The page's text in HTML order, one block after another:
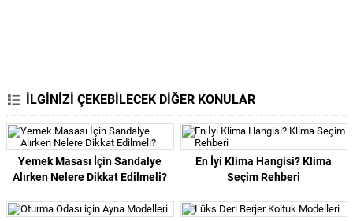
İLGİNİZİ ÇEKEBİLECEK DİĞER KONULAR
Yemek Masası İçin Sandalye
Alırken Nelere Dikkat Edilmeli?
En İyi Klima Hangisi? Klima
Seçim Rehberi